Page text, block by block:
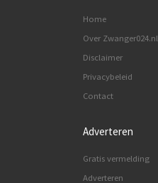
Home
Over Zwanger024.nl
Disclaimer
Privacybeleid
Contact
Adverteren
Gratis vermelding
Adverteren